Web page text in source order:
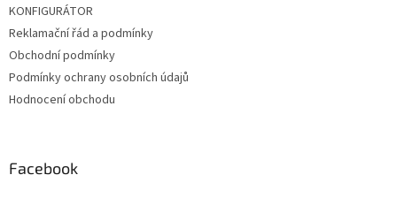
KONFIGURÁTOR
Reklamační řád a podmínky
Obchodní podmínky
Podmínky ochrany osobních údajů
Hodnocení obchodu
Facebook